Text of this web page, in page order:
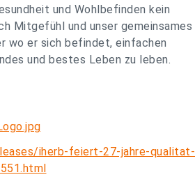
und Wohlbefinden kein
Mitgefühl und unser gemeinsames
wo er sich befindet, einfachen
und bestes Leben zu leben.
iherb-feiert-27-jahre-qualitat-